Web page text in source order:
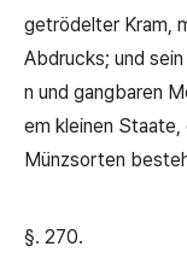
getrödelter Kram,
Abdrucks; und
n und gangbaren
em kleinen Staate,
Münzsorten
§. 270.